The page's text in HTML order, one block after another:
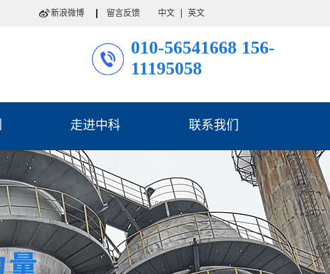
新浪微博 留言反馈 中文 英文
010-56541668 156-
11195058
走进中科 联系我们